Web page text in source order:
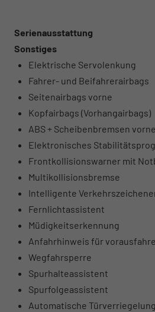
Serienausstattung
Sonstiges
Elektrische Servolenkung
Fahrer- und Beifahrerairbags
Seitenairbags vorne
Kopfairbags (Vorhangairbags)
ABS + Scheibenbremsen
Elektronisches
Frontkollisionswarner mit
Multikollisionsbremse
Intelligente
Fernlichtassistent
Müdigkeitserkennung
Anfahrhinweis für
Wegfahrsperre
Spurhalteassistent
Spurfolgeassistent
Automatische